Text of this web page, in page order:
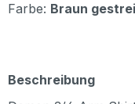
Farbe: Braun
Beschreibung